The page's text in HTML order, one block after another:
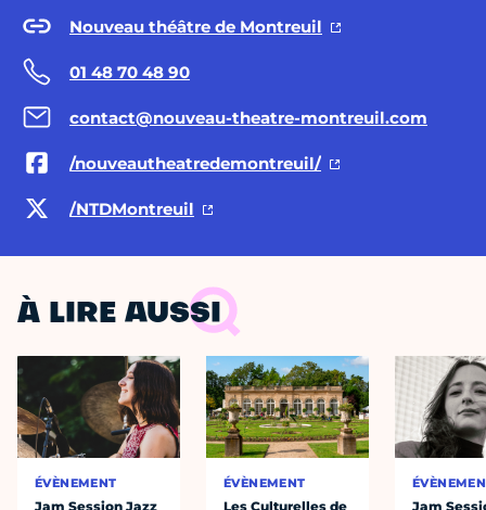
Nouveau théâtre de Montreuil
01 48 70 48 90
contact@nouveau-theatre-montreuil.com
/nouveautheatredemontreuil/
/NTDMontreuil
À LIRE AUSSI
ÉVÈNEMENT
Jam Session Jazz
ÉVÈNEMENT
Les Culturelles de
Jam